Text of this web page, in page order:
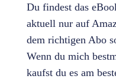
Du findest das
aktuell nur auf
dem richtigen Abo
Wenn du mich
kaufst du es am